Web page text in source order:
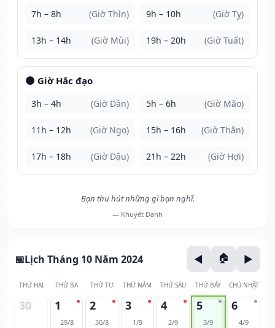
7h – 8h (Giờ Thìn) 9h – 10h (Giờ Tỵ)
13h – 14h (Giờ Mùi) 19h – 20h (Giờ Tuất)
🌑 Giờ Hắc đạo
3h – 4h (Giờ Dần) 5h – 6h (Giờ Mão)
11h – 12h (Giờ Ngọ) 15h – 16h (Giờ Thân)
17h – 18h (Giờ Dậu) 21h – 22h (Giờ Hợi)
Bạn thu hút những gì bạn nghĩ.
— Khuyết Danh
Lịch Tháng 10 Năm 2024
THỨ HAI THỨ BA THỨ TƯ THỨ NĂM THỨ SÁU THỨ BẢY CHỦ NHẬT
30 1
29/8
2
30/8
3
1/9
4
2/9
5
3/9
6
4/9